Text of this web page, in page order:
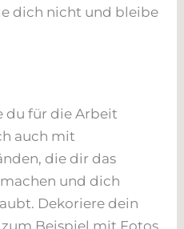
dich nicht und bleibe
du für die Arbeit
auch mit
die dir das
und dich
Dekoriere dein
Beispiel mit Fotos,